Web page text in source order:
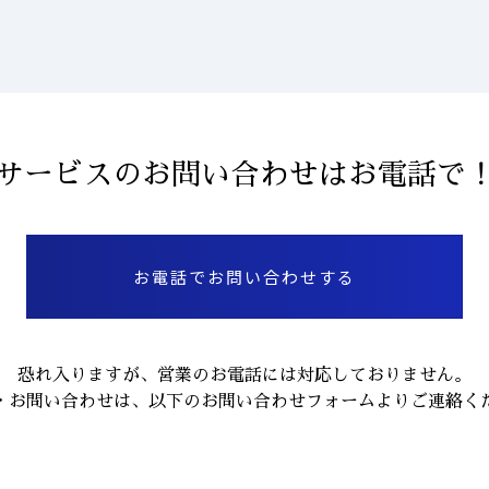
ービスのお問い合わせはお電話で！
お電話でお問い合わせする
恐れ入りますが、営業のお電話には対応しておりません。
お問い合わせは、以下のお問い合わせフォームよりご連絡く